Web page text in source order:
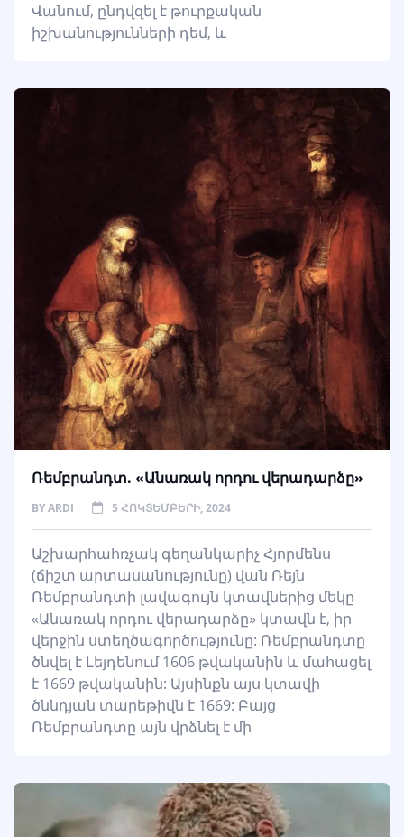
Վանում, ընդվզել է թուրքական
իշխանությունների դեմ, և
Ռեմբրանդտ. «Անառակ որդու վերադարձը»
BYARDI 5 ՀՈԿՏԵՄԲԵՐԻ, 2024
Աշխարհահռչակ գեղանկարիչ Հյորմենս
(ճիշտ արտասանությունը) վան Ռեյն
Ռեմբրանդտի լավագույն կտավներից մեկը
«Անառակ որդու վերադարձը» կտավն է, իր
վերջին ստեղծագործությունը: Ռեմբրանդտը
ծնվել է Լեյդենում 1606 թվականին և մահացել
է 1669 թվականին: Այսինքն այս կտավի
ծննդյան տարեթիվն է 1669: Բայց
Ռեմբրանդտը այն վրձնել է մի